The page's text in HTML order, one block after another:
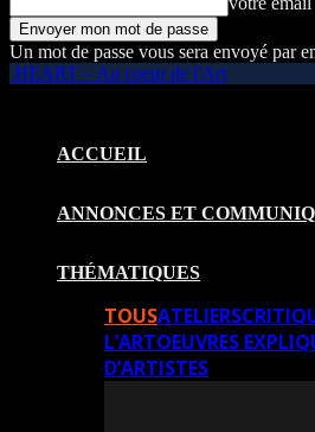
Un mot de passe vous sera envoyé par
HEART – Au coeur de l'Art
ACCUEIL
ANNONCES ET
THÉMATIQUES
TOUSATELIERS
L’ARTOEUVRES
D’ARTISTES